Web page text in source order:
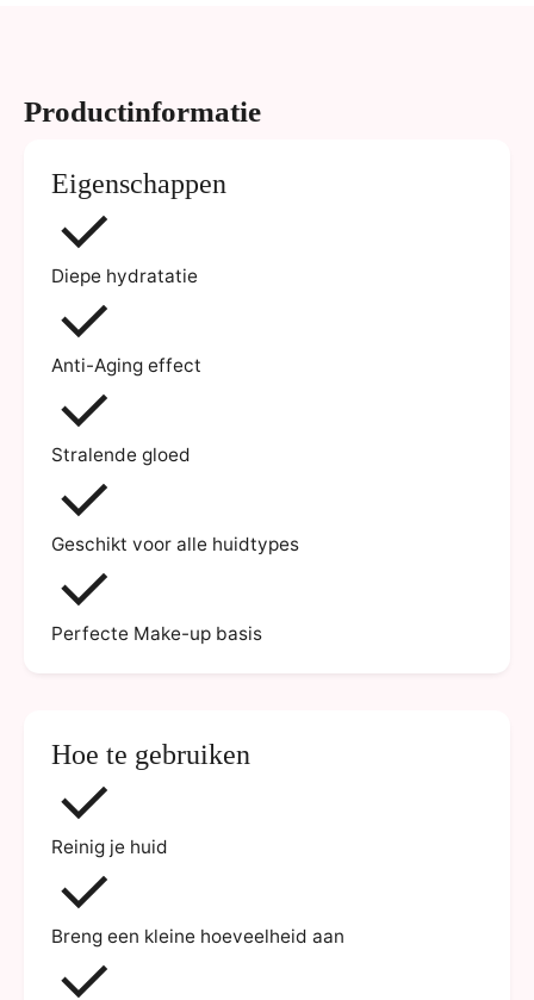
Productinformatie
Eigenschappen
Diepe hydratatie
Anti-Aging effect
Stralende gloed
Geschikt voor alle huidtypes
Perfecte Make-up basis
Hoe te gebruiken
Reinig je huid
Breng een kleine hoeveelheid aan